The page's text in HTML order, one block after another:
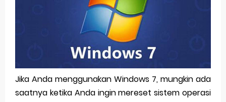
Cara Mengecek Windows Ori
Simpan Profil Ig Dengan Mudah
Aplikasi Togel Android: Solusi Praktis Untuk Pecinta Togel
Siap Video Call, tapi Download Aplikasinya Dulu, Abangku
Saturday, 8 August
Jika Anda menggunakan Windows 7, mungkin ada
saatnya ketika Anda ingin mereset sistem operasi